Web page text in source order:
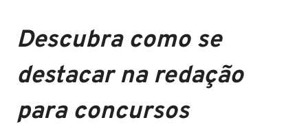
Descubra como se
destacar na redação
para concursos